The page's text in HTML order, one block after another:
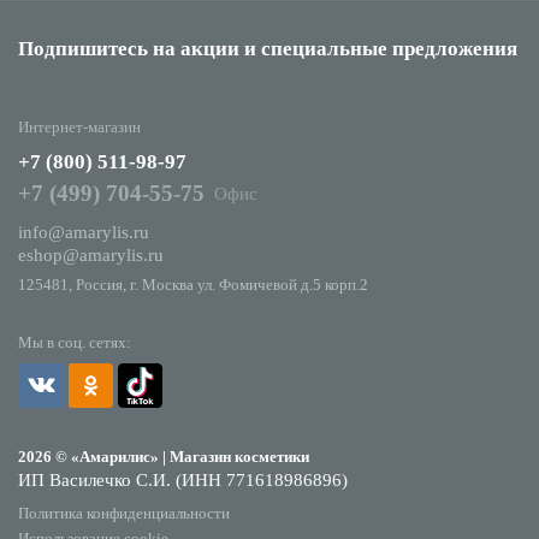
Подпишитесь на акции и специальные предложения
Мы в соц. сетях:
2026 © «Амарилис» | Магазин косметики
ИП Василечко С.И. (ИНН 771618986896)
Политика конфиденциальности
Интернет-магазин
+7 (800) 511-98-97
+7 (499) 704-55-75
Офис
info@amarylis.ru
eshop@amarylis.ru
125481, Россия, г. Москва ул. Фомичевой д.5 корп.2